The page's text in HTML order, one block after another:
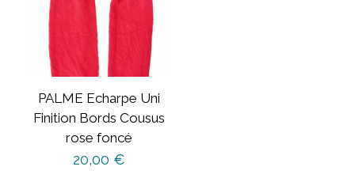
PALME Echarpe Uni
Finition Bords Cousus
rose foncé
20,00 €